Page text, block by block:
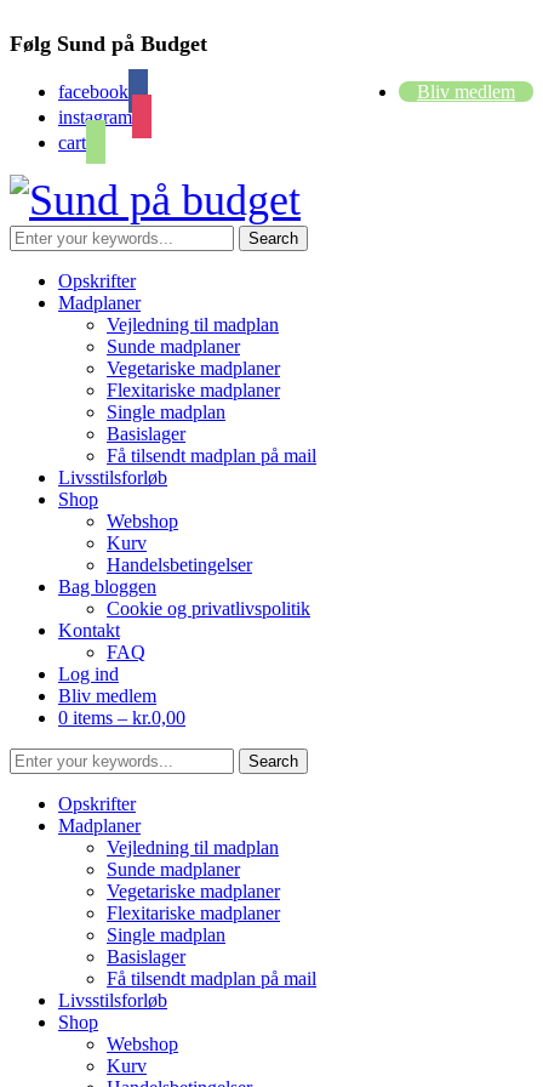
Følg Sund på Budget
facebook
instagram
cart
Bliv medlem
Opskrifter
Madplaner
Vejledning til madplan
Sunde madplaner
Vegetariske madplaner
Flexitariske madplaner
Single madplan
Basislager
Få tilsendt madplan på mail
Livsstilsforløb
Shop
Webshop
Kurv
Handelsbetingelser
Bag bloggen
Cookie og privatlivspolitik
Kontakt
FAQ
Log ind
Bliv medlem
0 items – kr.0,00
Opskrifter
Madplaner
Vejledning til madplan
Sunde madplaner
Vegetariske madplaner
Flexitariske madplaner
Single madplan
Basislager
Få tilsendt madplan på mail
Livsstilsforløb
Shop
Webshop
Kurv